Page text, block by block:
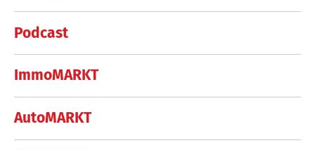
Podcast
ImmoMARKT
AutoMARKT